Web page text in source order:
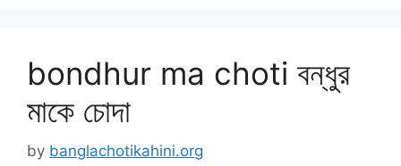
bondhur ma choti বন্ধুর
মাকে চোদা
by banglachotikahini.org